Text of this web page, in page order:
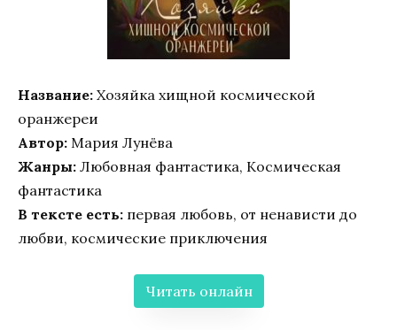
Название: Хозяйка хищной космической
оранжереи
Автор: Мария Лунёва
Жанры: Любовная фантастика, Космическая
фантастика
В тексте есть: первая любовь, от ненависти до
любви, космические приключения
Читать онлайн